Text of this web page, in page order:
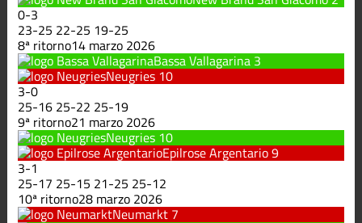
0-3
23-25 22-25 19-25
8ª ritorno14 marzo 2026
Bassa Vallagarina 3
Neugries 10
3-0
25-16 25-22 25-19
9ª ritorno21 marzo 2026
Neugries 10
Epilrose Argentario9
3-1
25-17 25-15 21-25 25-12
10ª ritorno28 marzo 2026
Neumarkt 7